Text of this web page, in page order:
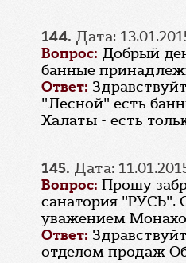
144. Дата:
Вопрос: Добрый
банные
Ответ:
"Лесной" есть
Халаты - есть
145. Дата:
Вопрос: Прошу
санатория "РУСЬ".
уважением
Ответ:
отделом продаж